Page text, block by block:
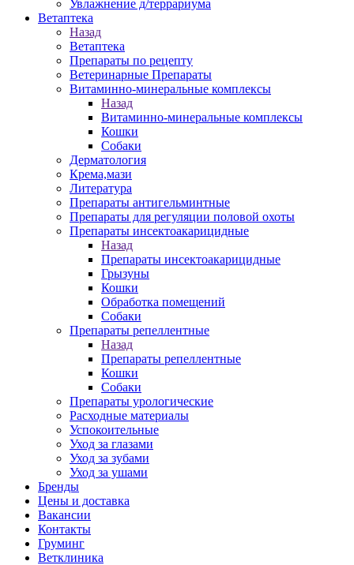
Увлажнение д/террариума
Ветаптека
Назад
Ветаптека
Препараты по рецепту
Ветеринарные Препараты
Витаминно-минеральные комплексы
Назад
Витаминно-минеральные комплексы
Кошки
Собаки
Дерматология
Крема,мази
Литература
Препараты антигельминтные
Препараты для регуляции половой охоты
Препараты инсектоакарицидные
Назад
Препараты инсектоакарицидные
Грызуны
Кошки
Обработка помещений
Собаки
Препараты репеллентные
Назад
Препараты репеллентные
Кошки
Собаки
Препараты урологические
Расходные материалы
Успокоительные
Уход за глазами
Уход за зубами
Уход за ушами
Бренды
Цены и доставка
Вакансии
Контакты
Груминг
Ветклиника